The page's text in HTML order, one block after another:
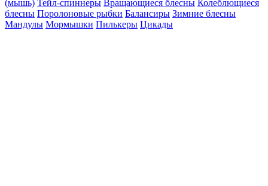
(мышь) Тейл-спиннеры Вращающиеся блесны Колеблющиеся
блесны Поролоновые рыбки Балансиры Зимние блесны
Мандулы Мормышки Пилькеры Цикады